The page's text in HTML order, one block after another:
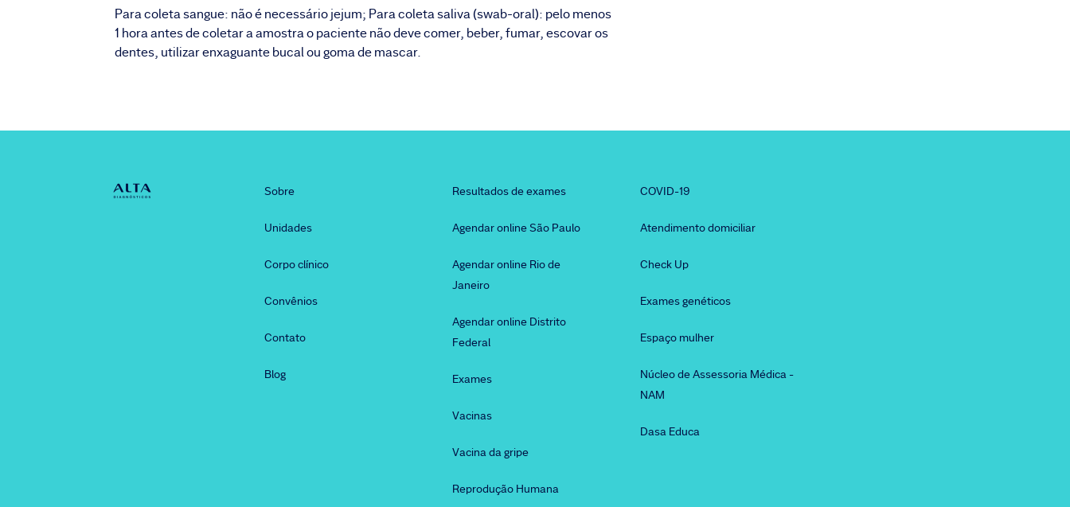
Para coleta sangue: não é necessário jejum; Para coleta saliva (swab-oral): pelo menos
1 hora antes de coletar a amostra o paciente não deve comer, beber, fumar, escovar os
dentes, utilizar enxaguante bucal ou goma de mascar.
Sobre
Unidades
Corpo clínico
Convênios
Contato
Blog
Resultados de exames
Agendar online São Paulo
Agendar online Rio de
Janeiro
Agendar online Distrito
Federal
Exames
Vacinas
Vacina da gripe
Reprodução Humana
COVID-19
Atendimento domiciliar
Check Up
Exames genéticos
Espaço mulher
Núcleo de Assessoria Médica -
NAM
Dasa Educa